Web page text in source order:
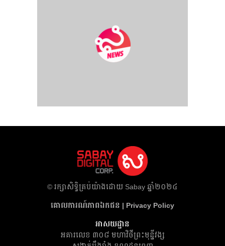
​© រក្សា​សិទ្ធិ​គ្រប់​យ៉ាង​ដោយ​ Sabay ឆ្នាំ​២០២៤
គោលការណ៍​ភាព​ឯកជន | Privacy Policy
អាសយដ្ឋាន
អគារ​លេខ ៣០៨ មហាវិថីព្រះមុន្នីវង្ស